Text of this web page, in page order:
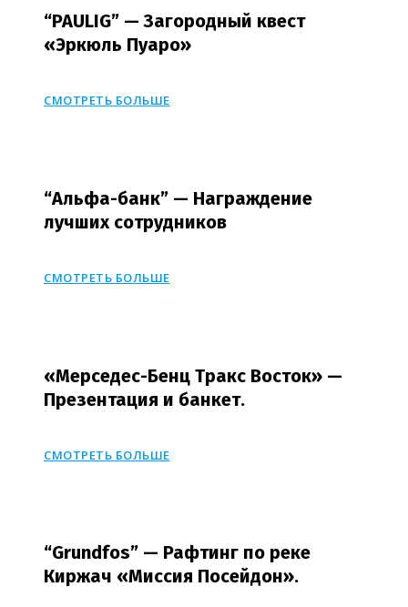
“PAULIG” — Загородный квест
«Эркюль Пуаро»
СМОТРЕТЬ БОЛЬШЕ
“Альфа-банк” — Награждение
лучших сотрудников
СМОТРЕТЬ БОЛЬШЕ
«Мерседес-Бенц Тракс Восток» —
Презентация и банкет.
СМОТРЕТЬ БОЛЬШЕ
“Grundfos” — Рафтинг по реке
Киржач «Миссия Посейдон».